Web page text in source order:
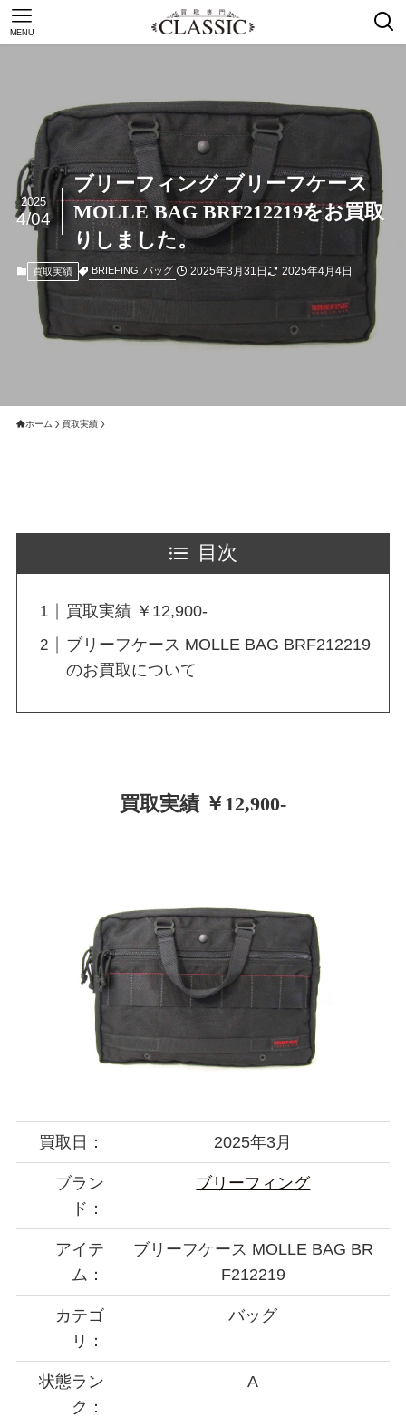
MENU
ブリーフィング ブリーフケース
MOLLE BAG BRF212219をお買取
りしました。
2025
4/04
買取実績 BRIEFING バッグ 2025年3月31日 2025年4月4日
ホーム 買取実績
目次
買取実績 ￥12,900-
ブリーフケース MOLLE BAG BRF212219
のお買取について
買取実績 ￥12,900-
買取日： 2025年3月
ブラン
ド：
ブリーフィング
アイテ
ム：
ブリーフケース MOLLE BAG BR
F212219
カテゴ
リ：
バッグ
状態ラン
ク：
A